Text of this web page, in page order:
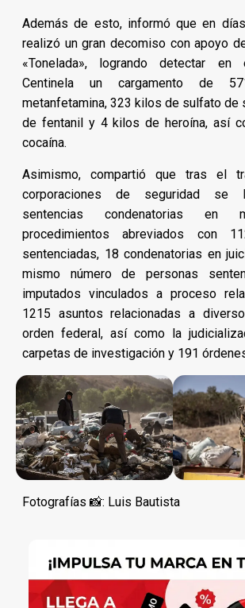
Además de esto, informó que en
realizó un gran decomiso con apoyo
«Tonelada», logrando detectar
Centinela un cargamento de
metanfetamina, 323 kilos de sulfato de
de fentanil y 4 kilos de heroína, así
cocaína.
Asimismo, compartió que tras el
corporaciones de seguridad se
sentencias condenatorias en
procedimientos abreviados con
sentenciadas, 18 condenatorias en
mismo número de personas
imputados vinculados a proceso
1215 asuntos relacionadas a
orden federal, así como la
carpetas de investigación y 191
Fotografías 📸: Luis Bautista